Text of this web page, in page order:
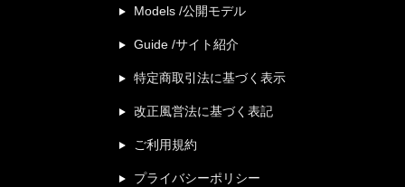
Models /公開モデル
Guide /サイト紹介
特定商取引法に基づく表示
改正風営法に基づく表記
ご利用規約
プライバシーポリシー